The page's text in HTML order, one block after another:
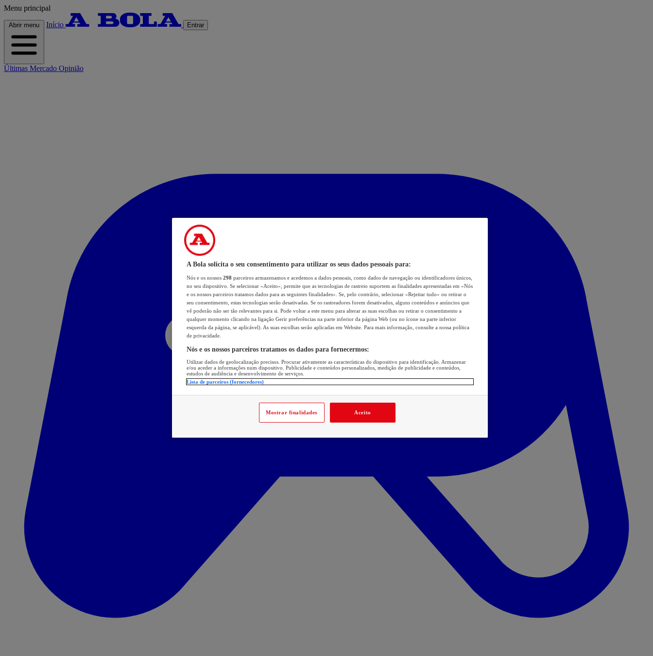
Menu principal
Abrir menu Início Entrar
Últimas Mercado Opinião
A Bola solicita o seu consentimento para utilizar os seus dados pessoais para:
Nós e os nossos 298 parceiros armazenamos e acedemos a dados pessoais, como dados de navegação ou identificadores únicos,
no seu dispositivo. Se selecionar «Aceito», permite que as tecnologias de rastreio suportem as finalidades apresentadas em «Nós
e os nossos parceiros tratamos dados para as seguintes finalidades». Se, pelo contrário, selecionar «Rejeitar tudo» ou retirar o
seu consentimento, estas tecnologias serão desativadas. Se os rastreadores forem desativados, alguns conteúdos e anúncios que
vê poderão não ser tão relevantes para si. Pode voltar a este menu para alterar as suas escolhas ou retirar o consentimento a
qualquer momento clicando na ligação Gerir preferências na parte inferior da página Web (ou no ícone na parte inferior
esquerda da página, se aplicável). As suas escolhas serão aplicadas em Website. Para mais informação, consulte a nossa política
de privacidade.
Nós e os nossos parceiros tratamos os dados para fornecermos:
Utilizar dados de geolocalização precisos. Procurar ativamente as características do dispositivo para identificação. Armazenar
e/ou aceder a informações num dispositivo. Publicidade e conteúdos personalizados, medição de publicidade e conteúdos,
estudos de audiência e desenvolvimento de serviços.
Lista de parceiros (fornecedores)
Mostrar finalidades Aceito